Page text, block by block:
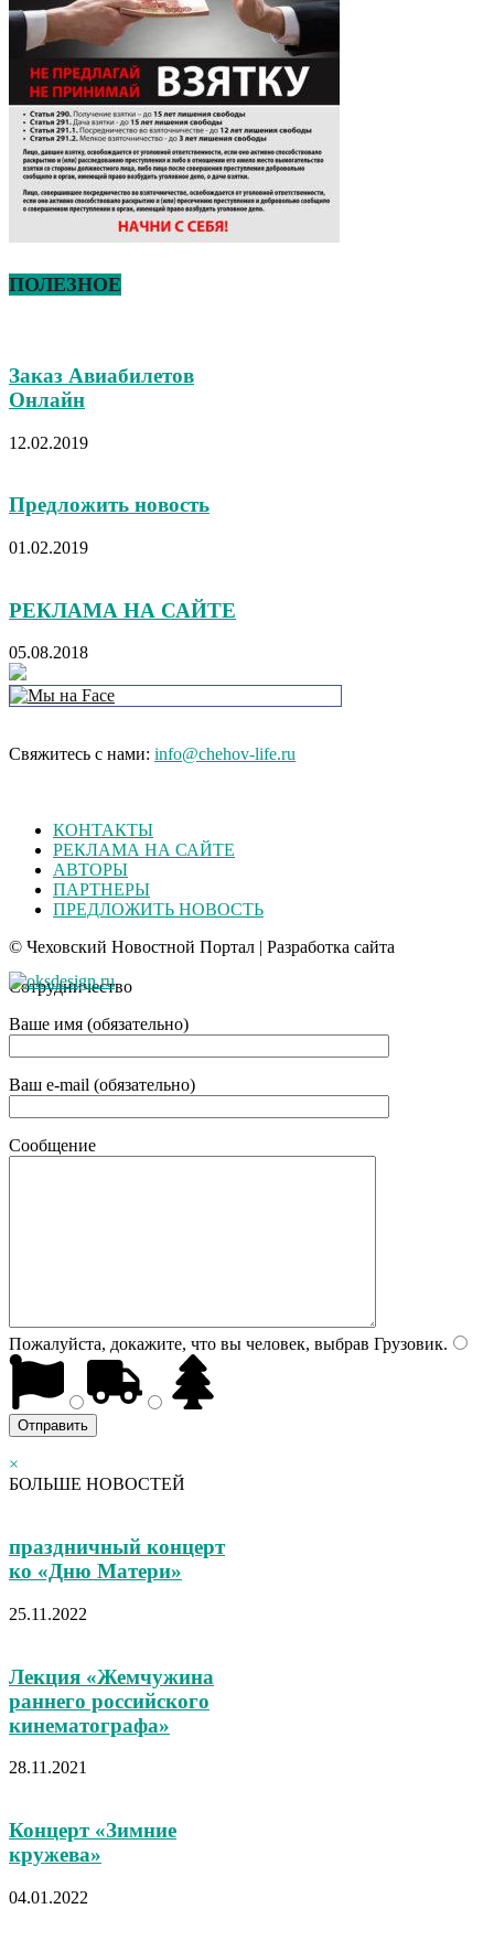
ПОЛЕЗНОЕ
Заказ Авиабилетов
Онлайн
12.02.2019
Предложить новость
01.02.2019
РЕКЛАМА НА САЙТЕ
05.08.2018
Свяжитесь с нами: info@chehov-life.ru
КОНТАКТЫ
РЕКЛАМА НА САЙТЕ
АВТОРЫ
ПАРТНЕРЫ
ПРЕДЛОЖИТЬ НОВОСТЬ
© Чеховский Новостной Портал | Разработка сайта
Сотрудничество
Ваше имя (обязательно)
Ваш e-mail (обязательно)
Сообщение
Пожалуйста, докажите, что вы человек, выбрав Грузовик.
×
БОЛЬШЕ НОВОСТЕЙ
праздничный концерт
ко «Дню Матери»
25.11.2022
Лекция «Жемчужина
раннего российского
кинематографа»
28.11.2021
Концерт «Зимние
кружева»
04.01.2022